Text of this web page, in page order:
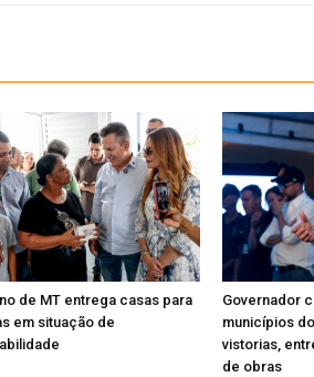
de MT entrega casas para
em situação de
Governador
municípios
vistorias,
de obras